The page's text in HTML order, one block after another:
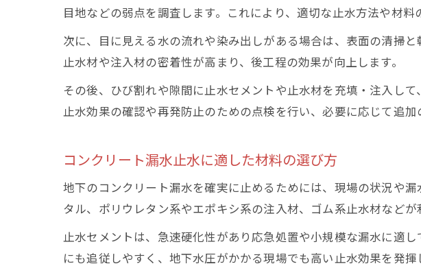
目地などの弱点を調査します。これにより、適切な止水方法や材料
次に、目に見える水の流れや染み出しがある場合は、表面の清掃
止水材や注入材の密着性が高まり、後工程の効果が向上します。
その後、ひび割れや隙間に止水セメントや止水材を充填・注入し
止水効果の確認や再発防止のための点検を行い、必要に応じて追加
コンクリート漏水止水に適した材料の選び方
地下のコンクリート漏水を確実に止めるためには、現場の状況や
タル、ポリウレタン系やエポキシ系の注入材、ゴム系止水材などが
止水セメントは、急速硬化性があり応急処置や小規模な漏水に適
にも追従しやすく、地下水圧がかかる現場でも高い止水効果を発揮